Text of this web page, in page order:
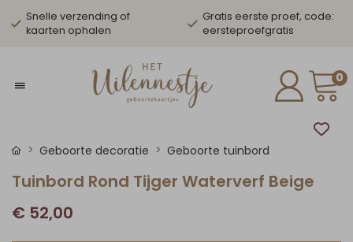
Snelle verzending of
kaarten ophalen
Gratis eerste proef, code:
eersteproefgratis
0
Geboorte decoratie Geboorte tuinbord
Tuinbord Rond Tijger Waterverf Beige
€ 52,00